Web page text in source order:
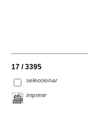
17 / 3395
seleccionar
imprimir